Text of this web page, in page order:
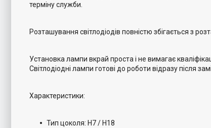
терміну служби.
Розташування світлодіодів повністю збігається з
Установка лампи вкрай проста і не вимагає
Світлодіодні лампи готові до роботи відразу після
Характеристики:
Тип цоколя: H7 / H18